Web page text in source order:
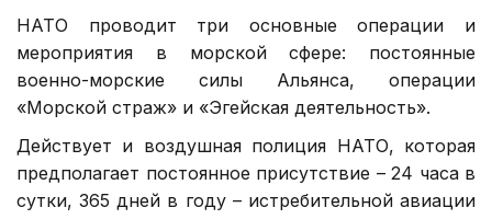
НАТО проводит три основные операции и
мероприятия в морской сфере: постоянные
военно-морские силы Альянса, операции
«Морской страж» и «Эгейская деятельность».
Действует и воздушная полиция НАТО, которая
предполагает постоянное присутствие – 24 часа в
сутки, 365 дней в году – истребительной авиации